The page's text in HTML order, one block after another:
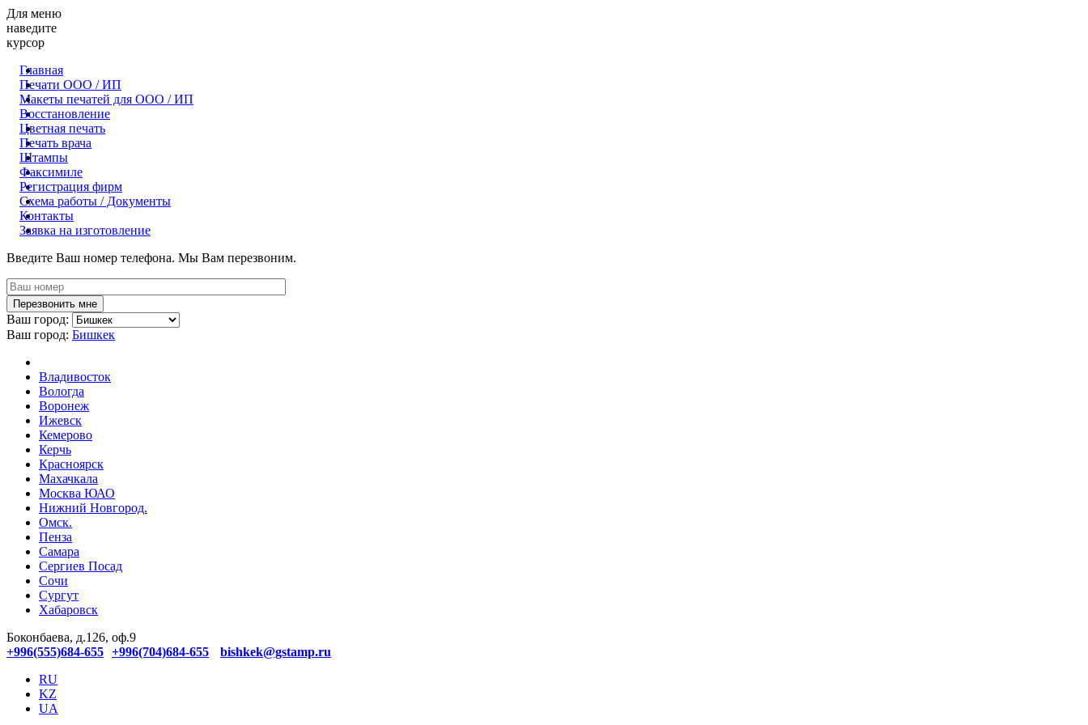
Для меню
наведите
курсор
Главная
Печати ООО / ИП
Макеты печатей для OOO / ИП
Восстановление
Цветная печать
Печать врача
Штампы
Факсимиле
Регистрация фирм
Схема работы / Документы
Контакты
Заявка на изготовление
Введите Ваш номер телефона. Мы Вам перезвоним.
Ваш город:
Ваш город: Бишкек
Владивосток
Вологда
Воронеж
Ижевск
Кемерово
Керчь
Красноярск
Махачкала
Москва ЮАО
Нижний Новгород.
Омск.
Пенза
Самара
Сергиев Посад
Сочи
Сургут
Хабаровск
Боконбаева, д.126, оф.9
+996(555)684-655 +996(704)684-655
bishkek@gstamp.ru
RU
KZ
UA